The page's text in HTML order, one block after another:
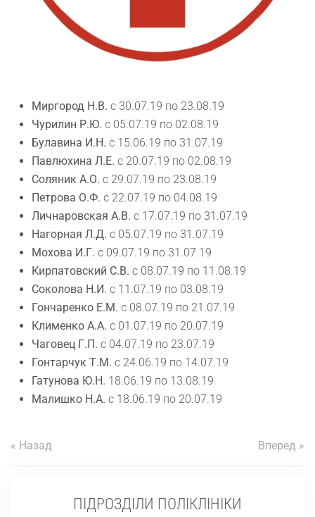
Миргород Н.В. с 30.07.19 по 23.08.19
Чурилин Р.Ю. с 05.07.19 по 02.08.19
Булавина И.Н. с 15.06.19 по 31.07.19
Павлюхина Л.Е. с 20.07.19 по 02.08.19
Соляник А.О. с 29.07.19 по 23.08.19
Петрова О.Ф. с 22.07.19 по 04.08.19
Личнаровская А.В. с 17.07.19 по 31.07.19
Нагорная Л.Д. с 05.07.19 по 31.07.19
Мохова И.Г. с 09.07.19 по 31.07.19
Кирпатовский С.В. с 08.07.19 по 11.08.19
Соколова Н.И. с 11.07.19 по 03.08.19
Гончаренко Е.М. с 08.07.19 по 21.07.19
Клименко А.А. с 01.07.19 по 20.07.19
Чаговец Г.П. с 04.07.19 по 23.07.19
Гонтарчук Т.М. с 24.06.19 по 14.07.19
Гатунова Ю.Н. 18.06.19 по 13.08.19
Малишко Н.А. с 18.06.19 по 20.07.19
« Назад Вперед »
ПІДРОЗДІЛИ ПОЛІКЛІНІКИ